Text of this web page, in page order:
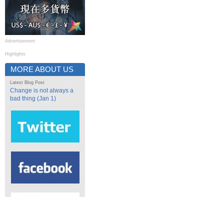
Advertisement
Highlights
MORE ABOUT US
Latest Blog Post
Change is not always a
bad thing (Jan 1)